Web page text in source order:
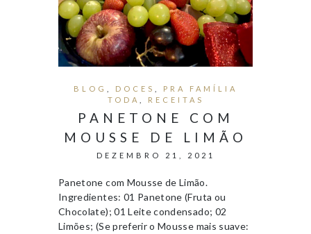
BLOG DOCES
PRA FAMÍLIA
TODA
RECEITAS
PANETONE COM
MOUSSE DE LIMÃO
DEZEMBRO 21, 2021
Panetone com Mousse de Limão.
Ingredientes: 01 Panetone (Fruta ou
Chocolate); 01 Leite condensado; 02
Limões; (Se preferir o Mousse mais suave: